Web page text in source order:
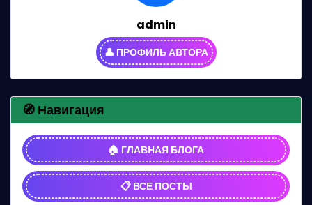
admin
👤 ПРОФИЛЬ АВТОРА
🧭 Навигация
🏠 ГЛАВНАЯ БЛОГА
📋 ВСЕ ПОСТЫ